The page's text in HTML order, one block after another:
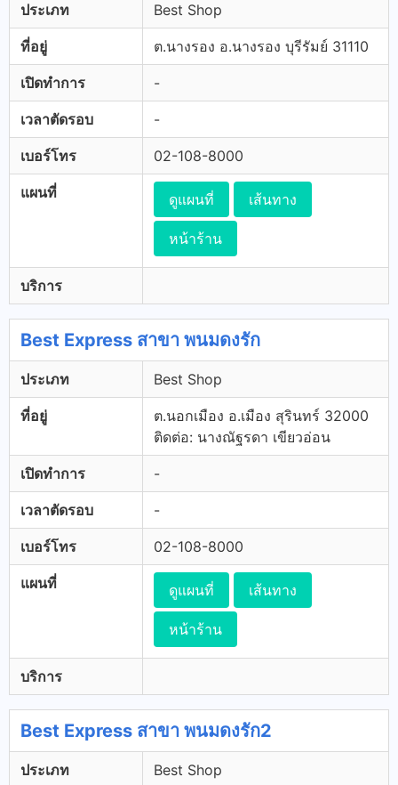
ประเภท Best Shop
ที่อยู่ ต.นางรอง อ.นางรอง บุรีรัมย์ 31110
เปิดทำการ -
เวลาตัดรอบ -
เบอร์โทร 02-108-8000
แผนที่ ดูแผนที่ เส้นทาง
หน้าร้าน
บริการ
Best Express สาขา พนมดงรัก
ประเภท Best Shop
ที่อยู่
ต.นอกเมือง อ.เมือง สุรินทร์ 32000
ติดต่อ: นางณัฐรดา เขียวอ่อน
เปิดทำการ -
เวลาตัดรอบ -
เบอร์โทร 02-108-8000
แผนที่ ดูแผนที่ เส้นทาง
หน้าร้าน
บริการ
Best Express สาขา พนมดงรัก2
ประเภท Best Shop